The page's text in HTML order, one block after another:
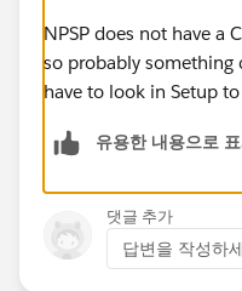
NPSP does not have a
so probably something
have to look in Setup
유용한 내용으로
댓글 추가
답변을 작성하